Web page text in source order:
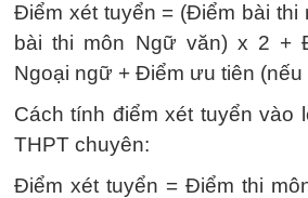
Điểm xét tuyển = (Điểm bài thi
bài thi môn Ngữ văn) x 2 +
Ngoại ngữ + Điểm ưu tiên (nếu
Cách tính điểm xét tuyển vào
THPT chuyên:
Điểm xét tuyển = Điểm thi